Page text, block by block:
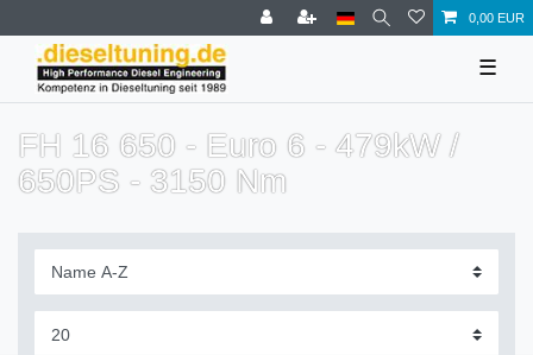
0,00 EUR
☰
FH 16 650 - Euro 6 - 479kW /
650PS - 3150 Nm